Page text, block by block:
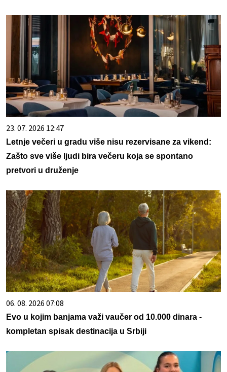
23. 07. 2026 12:47
Letnje večeri u gradu više nisu rezervisane za vikend:
Zašto sve više ljudi bira večeru koja se spontano
pretvori u druženje
06. 08. 2026 07:08
Evo u kojim banjama važi vaučer od 10.000 dinara -
kompletan spisak destinacija u Srbiji